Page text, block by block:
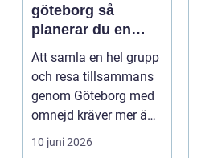
göteborg så
planerar du en
smidig och
minnesvärd
bussresa
Att samla en hel grupp
och resa tillsammans
genom Göteborg med
omnejd kräver mer än
bara bokning av ...
10 juni 2026